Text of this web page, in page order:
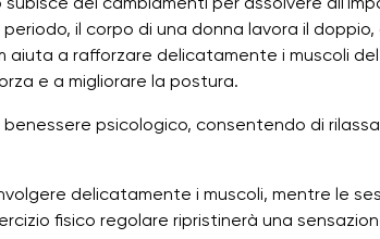
il corpo di una donna lavora il
a rafforzare delicatamente i muscoli
e a migliorare la postura.
psicologico, consentendo di
delicatamente i muscoli, mentre le
fisico regolare ripristinerà una